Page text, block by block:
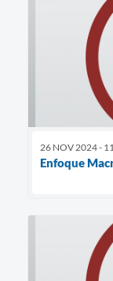
26 NOV 2024 -
Enfoque